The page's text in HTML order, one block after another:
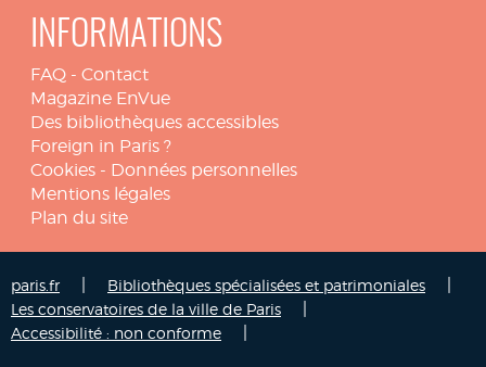
INFORMATIONS
FAQ - Contact
Magazine EnVue
Des bibliothèques accessibles
Foreign in Paris ?
Cookies - Données personnelles
Mentions légales
Plan du site
paris.fr Bibliothèques spécialisées et patrimoniales
Les conservatoires de la ville de Paris
Accessibilité : non conforme